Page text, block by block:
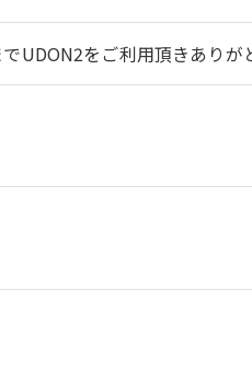
UDON2をご利用頂きありが